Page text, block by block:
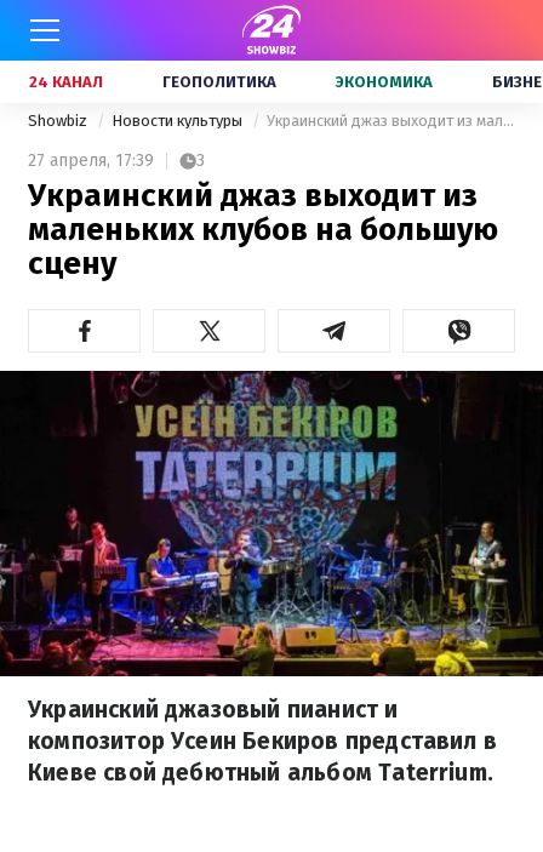
24 КАНАЛ ГЕОПОЛИТИКА ЭКОНОМИКА
Showbiz Новости культуры Украинский джаз выходит из маленьких клубов на большую сцену
27 апреля, 17:39 3
Украинский джаз выходит из
маленьких клубов на большую
сцену
Украинский джазовый пианист и
композитор Усеин Бекиров представил в
Киеве свой дебютный альбом Taterrium.